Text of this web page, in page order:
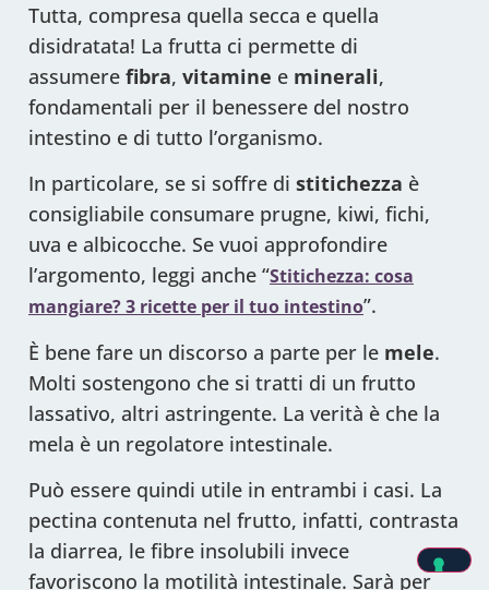
Tutta, compresa quella secca e quella
disidratata! La frutta ci permette di
assumere fibra, vitamine e minerali,
fondamentali per il benessere del nostro
intestino e di tutto l’organismo.
In particolare, se si soffre di stitichezza è
consigliabile consumare prugne, kiwi, fichi,
uva e albicocche. Se vuoi approfondire
l’argomento, leggi anche “Stitichezza: cosa
mangiare? 3 ricette per il tuo intestino”.
È bene fare un discorso a parte per le mele.
Molti sostengono che si tratti di un frutto
lassativo, altri astringente. La verità è che la
mela è un regolatore intestinale.
Può essere quindi utile in entrambi i casi. La
pectina contenuta nel frutto, infatti, contrasta
la diarrea, le fibre insolubili invece
favoriscono la motilità intestinale. Sarà per